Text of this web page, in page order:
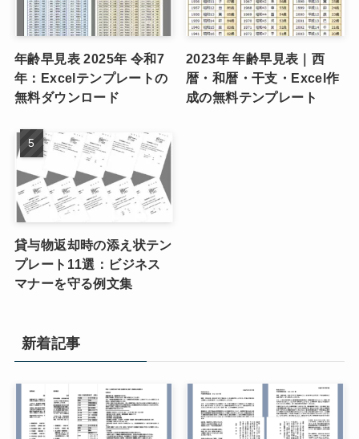
年齢早見表 2025年 令和7
年：Excelテンプレートの
無料ダウンロード
2023年 年齢早見表｜西
暦・和暦・干支・Excel作
成の無料テンプレート
貸与物返却時の添え状テン
プレート11選：ビジネス
マナーを守る例文集
新着記事